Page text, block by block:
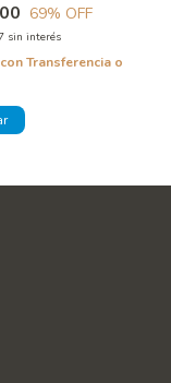
69% OFF
sin interés
conTransferencia o